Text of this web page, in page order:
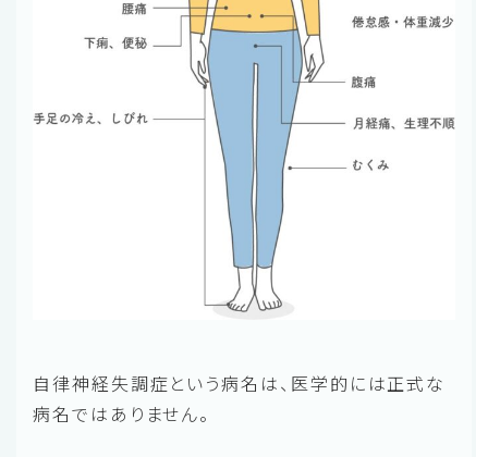
自律神経失調症という病名は、医学的には正式な
病名ではありません。